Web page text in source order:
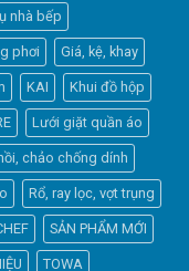
nhà bếp
phơi Giá, kệ, khay
KAI Khui đồ hộp
Lưới giặt quần áo
chảo chống dính
Rổ, ray lọc, vợt trụng
SẢN PHẨM MỚI
TOWA
a day